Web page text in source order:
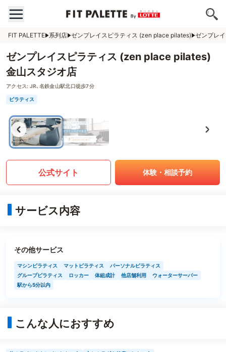
FIT PALETTE 系列店 ゼンプレイスピラティス (zen place pilates) ゼンプレ
ゼンプレイスピラティス (zen place pilates)
金山スタジオ店
アクセス: JR､名鉄金山駅北口徒歩7分
ピラティス
公式サイト 体験・相談予約
サービス内容
その他サービス
マシンピラティス マットピラティス
パーソナルピラティス
グループピラティス
ロッカー 体組成計 他店舗利用
ウォーターサーバー
駅から5分以内
こんな人におすすめ